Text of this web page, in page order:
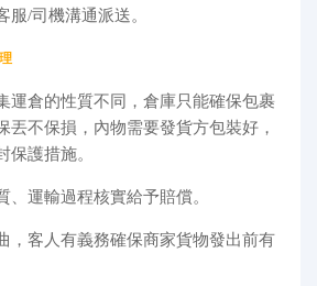
服/司機溝通派送。
運倉的性質不同，倉庫只能確保包裹
丟不保損，內物需要發貨方包裝好，
保護措施。
、運輸過程核實給予賠償。
，客人有義務確保商家貨物發出前有